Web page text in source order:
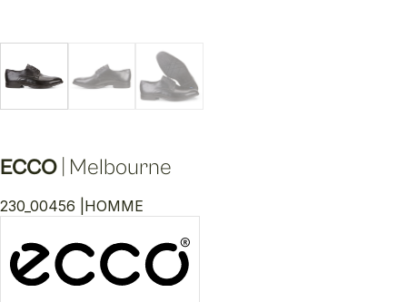
ECCO Melbourne
230_00456 | HOMME